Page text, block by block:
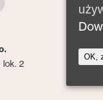
lok. 2
OK,